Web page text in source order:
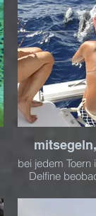
bei jedem
Delfine